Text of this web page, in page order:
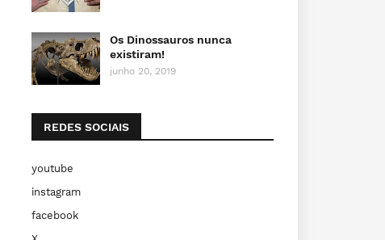
Os Dinossauros nunca
existiram!
junho 20, 2019
REDES SOCIAIS
youtube
instagram
facebook